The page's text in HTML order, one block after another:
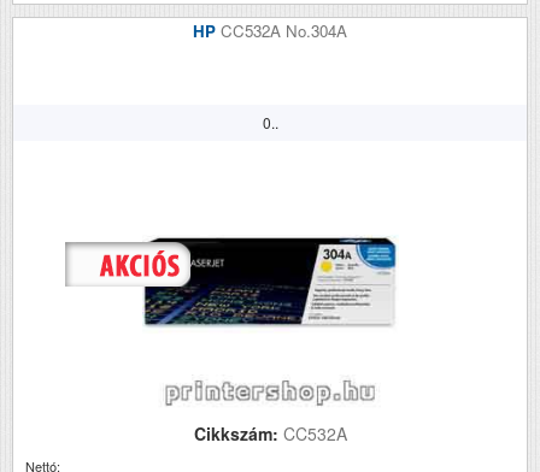
HP CC532A No.304A
0..
Cikkszám: CC532A
Nettó: